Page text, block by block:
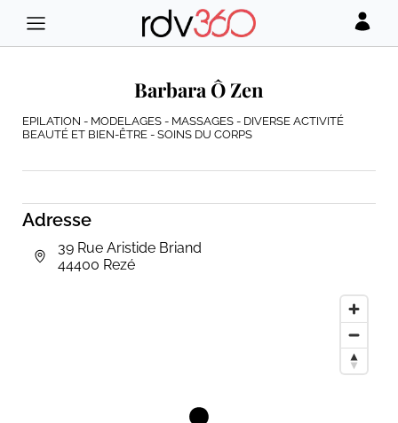
Adresse
39 Rue Aristide Briand
44400 Rezé
Barbara Ô Zen
EPILATION - MODELAGES - MASSAGES - DIVERSE ACTIVITÉ
BEAUTÉ ET BIEN-ÊTRE - SOINS DU CORPS